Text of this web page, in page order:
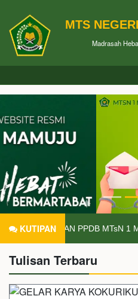
MTS
Madrasah
KUTIPAN
PPDB MTsN 1 MAMUJU
Tulisan Terbaru